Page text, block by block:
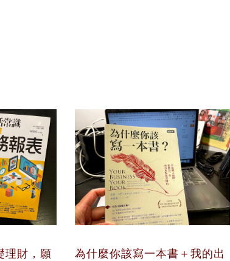
理財，願
為什麼你該寫一本書＋我的出